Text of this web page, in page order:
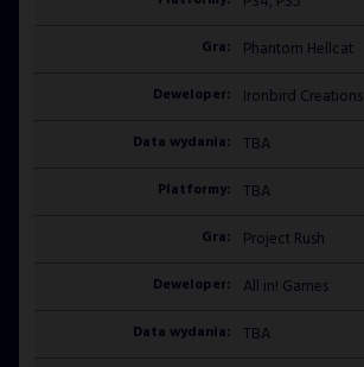
Phantom Hellcat
Ironbird Creations
TBA
TBA
Project Rush
All in! Games
TBA